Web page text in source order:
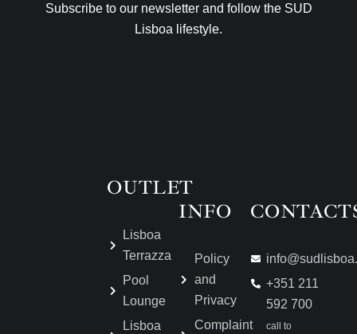
Subscribe to our newsletter and follow the SUD
Lisboa lifestyle.
OUTLET
Lisboa
Terrazza
Pool
Lounge
Lisboa
INFO
Policy
and
Privacy
Complaint
+351 211
592 700
call to